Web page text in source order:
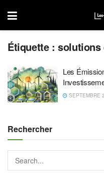
Étiquette :solutions
Les
SEPTEMBRE
Rechercher